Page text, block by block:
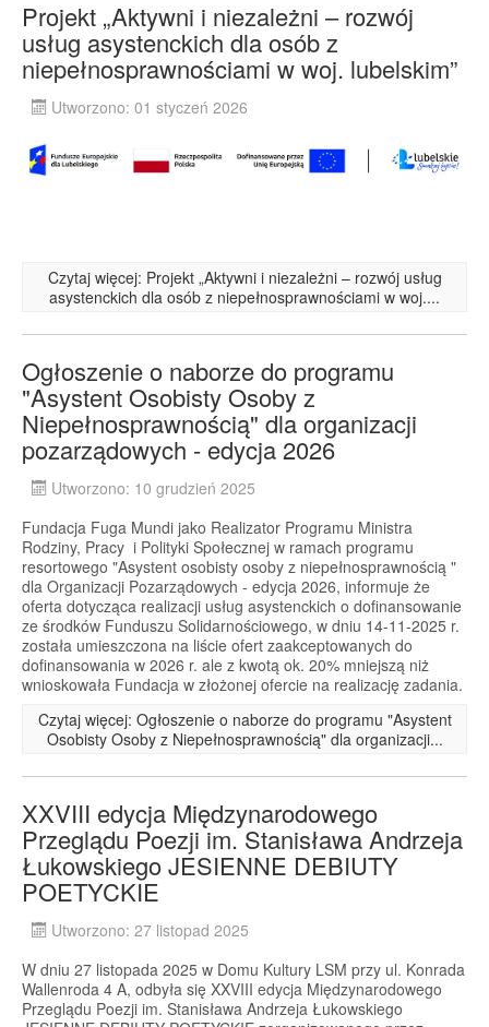
Projekt „Aktywni i niezależni – rozwój
usług asystenckich dla osób z
niepełnosprawnościami w woj. lubelskim”
Utworzono: 01 styczeń 2026
Czytaj więcej: Projekt „Aktywni i niezależni – rozwój usług
asystenckich dla osób z niepełnosprawnościami w woj....
Ogłoszenie o naborze do programu
"Asystent Osobisty Osoby z
Niepełnosprawnością" dla organizacji
pozarządowych - edycja 2026
Utworzono: 10 grudzień 2025
Fundacja Fuga Mundi jako Realizator Programu Ministra
Rodziny, Pracy i Polityki Społecznej w ramach programu
resortowego "Asystent osobisty osoby z niepełnosprawnością "
dla Organizacji Pozarządowych - edycja 2026, informuje że
oferta dotycząca realizacji usług asystenckich o dofinansowanie
ze środków Funduszu Solidarnościowego, w dniu 14-11-2025 r.
została umieszczona na liście ofert zaakceptowanych do
dofinansowania w 2026 r. ale z kwotą ok. 20% mniejszą niż
wnioskowała Fundacja w złożonej ofercie na realizację zadania.
Czytaj więcej: Ogłoszenie o naborze do programu "Asystent
Osobisty Osoby z Niepełnosprawnością" dla organizacji...
XXVIII edycja Międzynarodowego
Przeglądu Poezji im. Stanisława Andrzeja
Łukowskiego JESIENNE DEBIUTY
POETYCKIE
Utworzono: 27 listopad 2025
W dniu 27 listopada 2025 w Domu Kultury LSM przy ul. Konrada
Wallenroda 4 A, odbyła się XXVIII edycja Międzynarodowego
Przeglądu Poezji im. Stanisława Andrzeja Łukowskiego